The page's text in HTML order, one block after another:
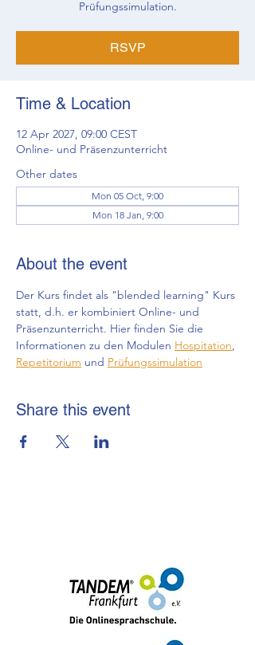
Prüfungssimulation.
RSVP
Time & Location
12 Apr 2027, 09:00 CEST
Online- und Präsenzunterricht
Other dates
Mon 05 Oct, 9:00
Mon 18 Jan, 9:00
About the event
Der Kurs findet als "blended learning" Kurs
statt, d.h. er kombiniert Online- und
Präsenzunterricht. Hier finden Sie die
Informationen zu den Modulen Hospitation,
Repetitorium und Prüfungssimulation
Share this event